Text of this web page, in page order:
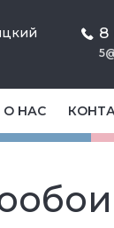
8
О НАС